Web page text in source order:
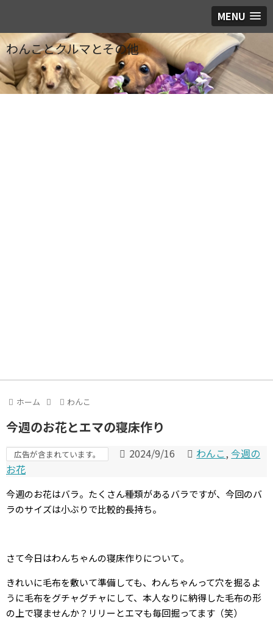
MENU
わんことクルマとその他
ホーム わんこ
今週のお花とエマの寝床作り
広告が含まれています。 2024/9/16 わんこ,今週の
お花
今週のお花はバラ。たくさん種類があるバラですが、今回のバ
ラのサイズは小ぶりで比較的長持ち。
さて今日はわんちゃんの寝床作りについて。
きれいに毛布を敷いて準備しても、わんちゃんって穴を掘るよ
うに毛布をグチャグチャにして、本人なりに納得した毛布の形
の上で寝ませんか？リリーとエマも毎回掘ってます（笑）